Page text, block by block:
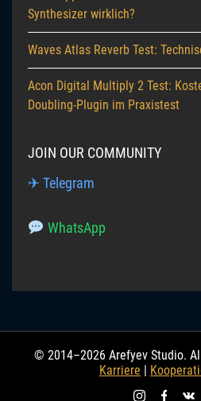
Synthesizer wirklich?
Waves Atlas Reverb Test:
Acon Digital Multiply 2 Test:
Doubling-Plugin im Praxistest
JOIN OUR COMMUNITY
✈ Telegram
WhatsApp
© 2014–2026 Arefyev Studio.
Karriere